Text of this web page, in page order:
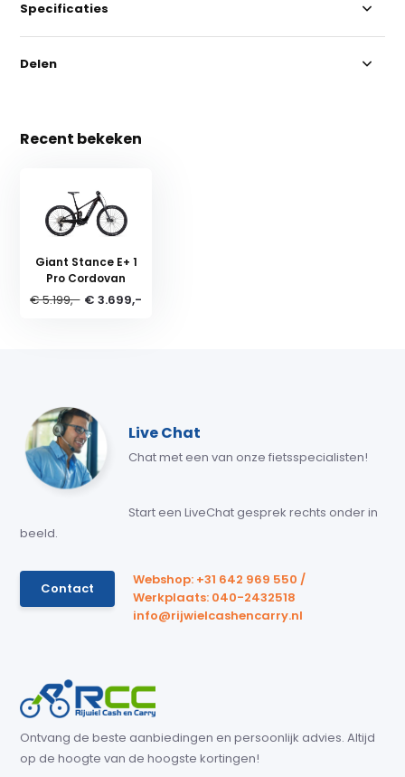
Specificaties
Delen
Recent bekeken
Giant Stance E+ 1
Pro Cordovan
€ 5.199,- € 3.699,-
Live Chat
Chat met een van onze fietsspecialisten!
Start een LiveChat gesprek rechts onder in
beeld.
Contact
Webshop: +31 642 969 550 /
Werkplaats: 040-2432518
info@rijwielcashencarry.nl
Ontvang de beste aanbiedingen en persoonlijk advies. Altijd
op de hoogte van de hoogste kortingen!